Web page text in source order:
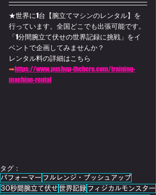
★世界に1台【腕立てマシンのレンタル】を
行っています。全国どこでも出張可能です。
「1分間腕立て伏せの世界記録に挑戦」をイ
ベントで企画してみませんか？
レンタル料の詳細はこちら
➡https://www.pushup-thehero.com/training-
machine-rental
タグ：
パフォーマー フルレンジ・プッシュアップ
30秒間腕立て伏せ世界記録 フィジカルモンスター